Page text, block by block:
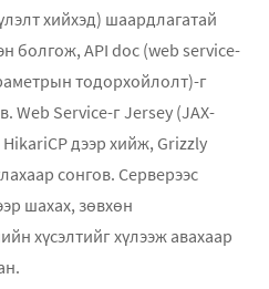
хийхэд) шаардлагатай
болгож, API doc (web service-
тодорхойлолт)-г
Web Service-г Jersey (JAX-
дээр хийж, Grizzly
сонгов. Серверээс
шахах, зөвхөн
хүсэлтийг хүлээж авахаар